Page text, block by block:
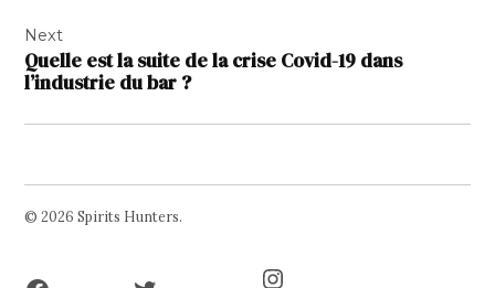
Next
Quelle est la suite de la crise Covid-19 dans
l’industrie du bar ?
© 2026 Spirits Hunters.